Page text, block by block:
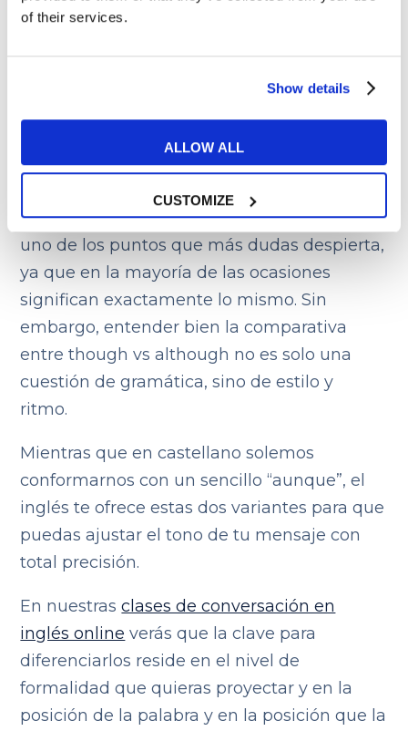
of their services.
Show details
ALLOW ALL
CUSTOMIZE
Though vs although:
matices y contextos de
uso
Elegir entre estos dos conectores suele ser
uno de los puntos que más dudas despierta,
ya que en la mayoría de las ocasiones
significan exactamente lo mismo. Sin
embargo, entender bien la comparativa
entre though vs although no es solo una
cuestión de gramática, sino de estilo y
ritmo.
Mientras que en castellano solemos
conformarnos con un sencillo “aunque”, el
inglés te ofrece estas dos variantes para que
puedas ajustar el tono de tu mensaje con
total precisión.
En nuestrasclases de conversación en
inglés online verás que la clave para
diferenciarlos reside en el nivel de
formalidad que quieras proyectar y en la
posición de la palabra y en la posición que la